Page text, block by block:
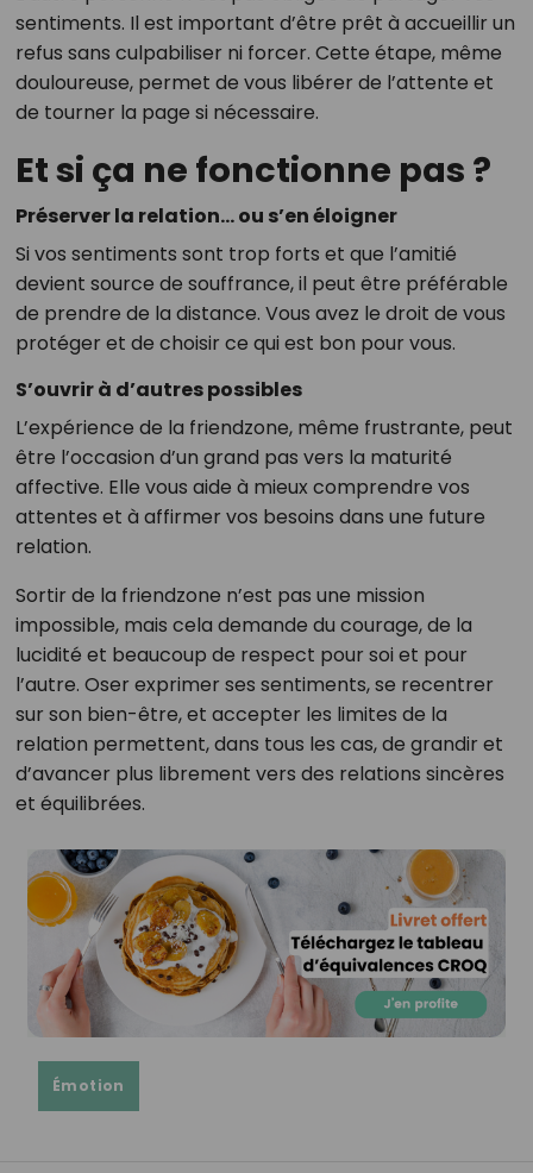
sentiments. Il est important d’être prêt à accueillir un
refus sans culpabiliser ni forcer. Cette étape, même
douloureuse, permet de vous libérer de l’attente et
de tourner la page si nécessaire.
Et si ça ne fonctionne pas ?
Préserver la relation… ou s’en éloigner
Si vos sentiments sont trop forts et que l’amitié
devient source de souffrance, il peut être préférable
de prendre de la distance. Vous avez le droit de vous
protéger et de choisir ce qui est bon pour vous.
S’ouvrir à d’autres possibles
L’expérience de la friendzone, même frustrante, peut
être l’occasion d’un grand pas vers la maturité
affective. Elle vous aide à mieux comprendre vos
attentes et à affirmer vos besoins dans une future
relation.
Sortir de la friendzone n’est pas une mission
impossible, mais cela demande du courage, de la
lucidité et beaucoup de respect pour soi et pour
l’autre. Oser exprimer ses sentiments, se recentrer
sur son bien-être, et accepter les limites de la
relation permettent, dans tous les cas, de grandir et
d’avancer plus librement vers des relations sincères
et équilibrées.
Émotion